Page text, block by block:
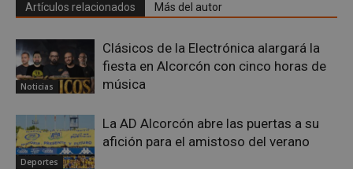
Artículos relacionados Más del autor
Noticias
Clásicos de la Electrónica alargará la
fiesta en Alcorcón con cinco horas de
música
Deportes
La AD Alcorcón abre las puertas a su
afición para el amistoso del verano
AWSALBCORS
Amazon.com
Inc.
embed.bsky.app
1 semana
Privacy Policy